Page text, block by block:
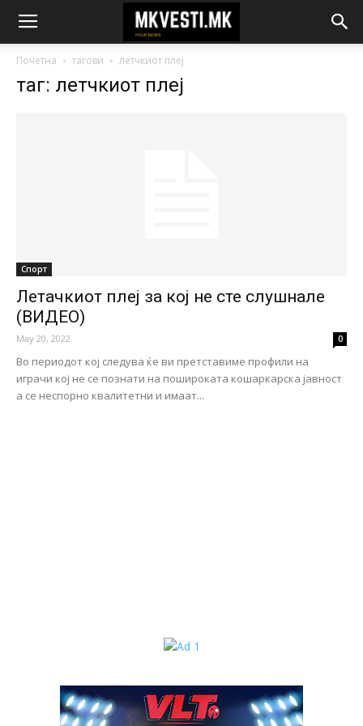
Почетна тагови летчкиот плеј
таг: летчкиот плеј
Спорт
Летачкиот плеј за кој не сте слушнале
(ВИДЕО)
May 20, 2022 0
Во периодот кој следува ќе ви претставиме профили на
играчи кој не се познати на пошироката кошаркарска јавност
а се неспорно квалитетни и имаат...